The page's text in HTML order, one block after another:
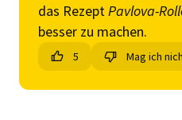
das RezeptPavlova-
besser zu machen.
5 Mag ich